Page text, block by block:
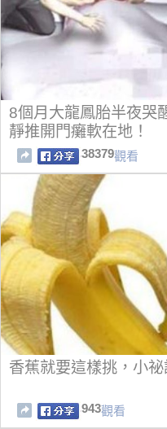
8個月大龍鳳胎半夜哭
靜推開門癱軟在地！
38379觀看
香蕉就要這樣挑，小祕
943觀看